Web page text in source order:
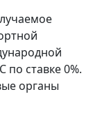
по ставке 0%.
органы